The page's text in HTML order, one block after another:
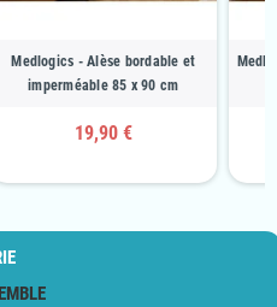
Medlogics - Alèse bordable et
imperméable 85 x 90 cm
19,90 €